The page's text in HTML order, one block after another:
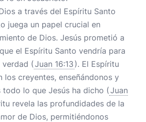
a través del Espíritu Santo
juega un papel crucial en
de Dios. Jesús prometió a
el Espíritu Santo vendría para
(Juan 16:13 ). El Espíritu
los creyentes, enseñándonos y
todo lo que Jesús ha dicho (Juan
revela las profundidades de la
de Dios, permitiéndonos